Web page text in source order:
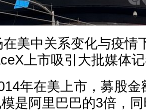
美中关系变化与疫情
上市吸引大批媒体
年在美上市，募股
是阿里巴巴的3倍，